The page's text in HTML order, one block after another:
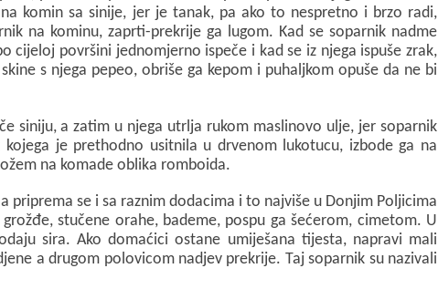
komin sa sinije, jer je tanak, pa ako to nespretno i brzo radi,
na kominu, zaprti-prekrije ga lugom. Kad se soparnik nadme
cijeloj površini jednomjerno ispeče i kad se iz njega ispuše zrak,
s njega pepeo, obriše ga kepom i puhaljkom opuše da ne bi
siniju, a zatim u njega utrlja rukom maslinovo ulje, jer soparnik
je prethodno usitnila u drvenom lukotucu, izbode ga na
na komade oblika romboida.
priprema se i sa raznim dodacima i to najviše u Donjim Poljicima
stučene orahe, bademe, pospu ga šećerom, cimetom. U
sira. Ako domaćici ostane umiješana tijesta, napravi mali
a drugom polovicom nadjev prekrije. Taj soparnik su nazivali